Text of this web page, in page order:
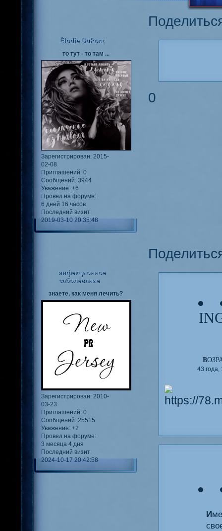
Élodie DuPont
то тут - то там ...
Зарегистрирован: 2015-
02-08
Приглашений: 0
Сообщений: 3944
Уважение: +6
Провел на форуме:
6 дней 16 часов
Последний визит:
2019-03-10 20:35:48
0
инфекционное
заболевание
знаете, как меня лечить?
Зарегистрирован: 2010-
03-23
Приглашений: 0
Сообщений: 25515
Уважение: +2
Провел на форуме:
3 месяца 4 дня
Последний визит:
2024-10-17 20:42:58
●
В
43 года,
●
И